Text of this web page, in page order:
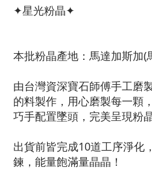
✦星光粉晶✦
本批粉晶產地：馬達加斯加(
由台灣資深寶石師傅手工磨
的料製作，用心磨製每一顆
巧手配置墜頭，完美呈現粉晶
出貨前皆完成10道工序淨化
鍊，能量飽滿量晶晶！